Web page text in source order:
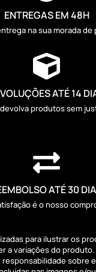
ENTREGAS EM 48H
na sua morada

ATÉ 14
produtos sem

ATÉ 30
é o nosso
para ilustrar os
a variações do produto.
responsabilidade sobre